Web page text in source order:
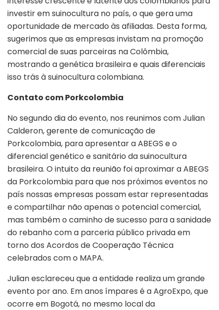
investir em suinocultura no país, o que gera uma
oportunidade de mercado às afiliadas. Desta forma,
sugerimos que as empresas invistam na promoção
comercial de suas parceiras na Colômbia,
mostrando a genética brasileira e quais diferenciais
isso trás à suinocultura colombiana.
Contato com Porkcolombia
No segundo dia do evento, nos reunimos com Julian
Calderon, gerente de comunicação de
Porkcolombia, para apresentar a ABEGS e o
diferencial genético e sanitário da suinocultura
brasileira. O intuito da reunião foi aproximar a ABEGS
da Porkcolombia para que nos próximos eventos no
país nossas empresas possam estar representadas
e compartilhar não apenas o potencial comercial,
mas também o caminho de sucesso para a sanidade
do rebanho com a parceria público privada em
torno dos Acordos de Cooperação Técnica
celebrados com o MAPA.
Julian esclareceu que a entidade realiza um grande
evento por ano. Em anos ímpares é a AgroExpo, que
ocorre em Bogotá, no mesmo local da